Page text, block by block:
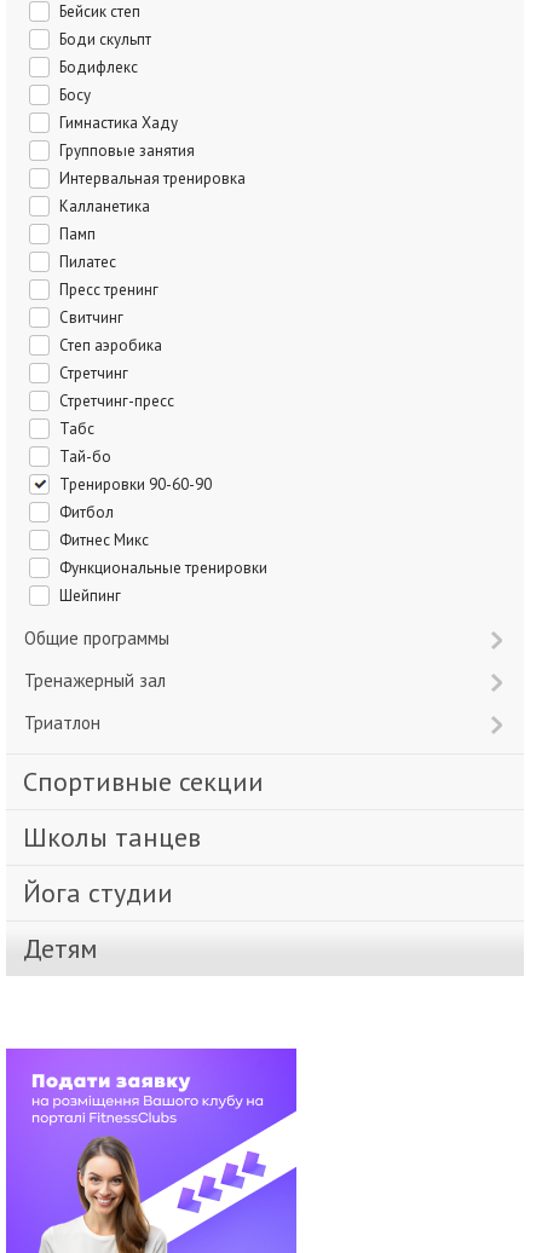
Бейсик степ
Боди скульпт
Бодифлекс
Босу
Гимнастика Хаду
Групповые занятия
Интервальная тренировка
Калланетика
Памп
Пилатес
Пресс тренинг
Свитчинг
Степ аэробика
Стретчинг
Стретчинг-пресс
Табс
Тай-бо
Тренировки 90-60-90
Фитбол
Фитнес Микс
Функциональные тренировки
Шейпинг
Общие программы
Тренажерный зал
Триатлон
Спортивные секции
Школы танцев
Йога студии
Детям